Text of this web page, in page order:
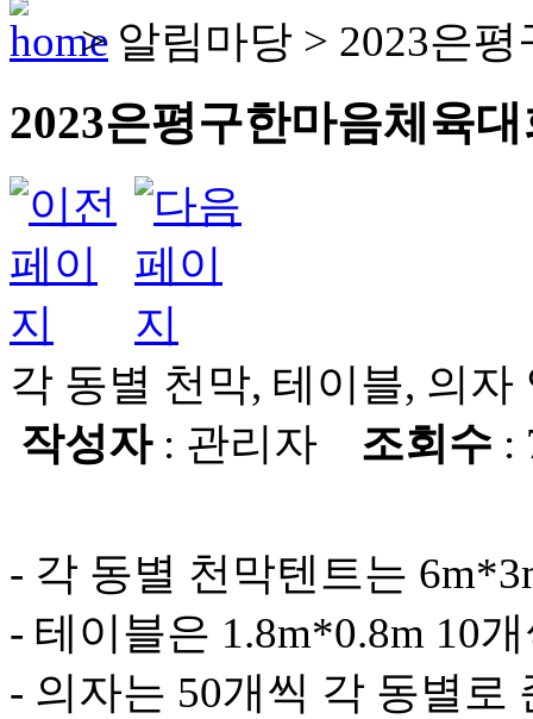
> 알림마당 > 2023은
2023은평구한마음체육대
각 동별 천막, 테이블, 의자
작성자: 관리자 조회수 :
- 각 동별 천막텐트는
- 테이블은 1.8m*0.8m 10
- 의자는 50개씩 각 동별로